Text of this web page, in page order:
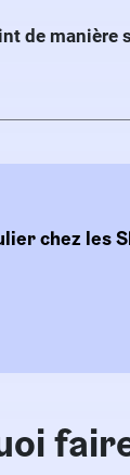
de manière
chez les